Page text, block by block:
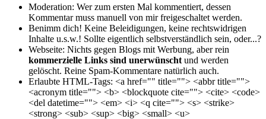
Moderation: Wer zum ersten Mal kommentiert, dessen
Kommentar muss manuell von mir freigeschaltet werden.
Benimm dich! Keine Beleidigungen, keine rechtswidrigen
Inhalte u.s.w.! Sollte eigentlich selbst­verständlich sein, oder...?
Webseite: Nichts gegen Blogs mit Werbung, aber rein
kommerzielle Links sind unerwünscht und werden
gelöscht. Reine Spam-Kommentare natürlich auch.
Erlaubte HTML-Tags: <a href="" title=""> <abbr title="">
<acronym title=""> <b> <blockquote cite=""> <cite> <code>
<del datetime=""> <em> <i> <q cite=""> <s> <strike>
<strong> <sub> <sup> <big> <small> <u>